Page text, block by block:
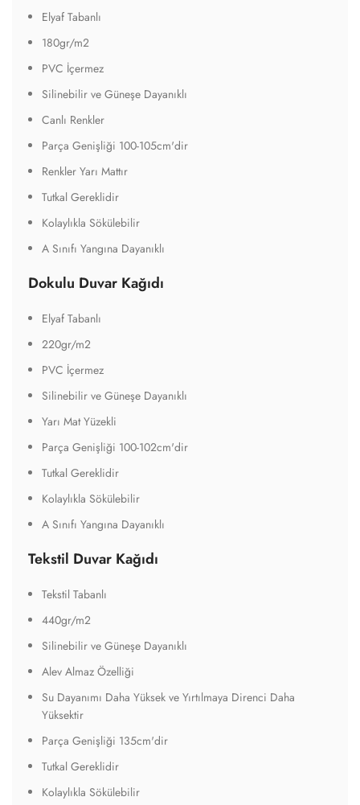
Elyaf Tabanlı
180gr/m2
PVC İçermez
Silinebilir ve Güneşe Dayanıklı
Canlı Renkler
Parça Genişliği 100-105cm'dir
Renkler Yarı Mattır
Tutkal Gereklidir
Kolaylıkla Sökülebilir
A Sınıfı Yangına Dayanıklı
Dokulu Duvar Kağıdı
Elyaf Tabanlı
220gr/m2
PVC İçermez
Silinebilir ve Güneşe Dayanıklı
Yarı Mat Yüzekli
Parça Genişliği 100-102cm'dir
Tutkal Gereklidir
Kolaylıkla Sökülebilir
A Sınıfı Yangına Dayanıklı
Tekstil Duvar Kağıdı
Tekstil Tabanlı
440gr/m2
Silinebilir ve Güneşe Dayanıklı
Alev Almaz Özelliği
Su Dayanımı Daha Yüksek ve Yırtılmaya Direnci Daha
Yüksektir
Parça Genişliği 135cm'dir
Tutkal Gereklidir
Kolaylıkla Sökülebilir